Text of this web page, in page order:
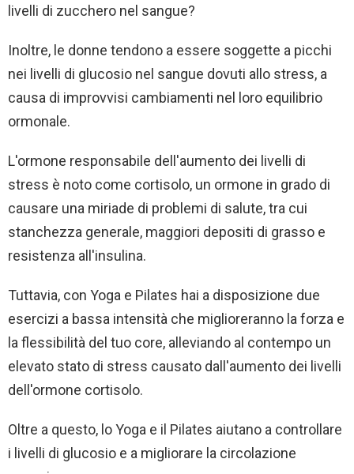
livelli di zucchero nel sangue?
Inoltre, le donne tendono a essere soggette a picchi
nei livelli di glucosio nel sangue dovuti allo stress, a
causa di improvvisi cambiamenti nel loro equilibrio
ormonale.
L'ormone responsabile dell'aumento dei livelli di
stress è noto come cortisolo, un ormone in grado di
causare una miriade di problemi di salute, tra cui
stanchezza generale, maggiori depositi di grasso e
resistenza all'insulina.
Tuttavia, con Yoga e Pilates hai a disposizione due
esercizi a bassa intensità che miglioreranno la forza e
la flessibilità del tuo core, alleviando al contempo un
elevato stato di stress causato dall'aumento dei livelli
dell'ormone cortisolo.
Oltre a questo, lo Yoga e il Pilates aiutano a controllare
i livelli di glucosio e a migliorare la circolazione